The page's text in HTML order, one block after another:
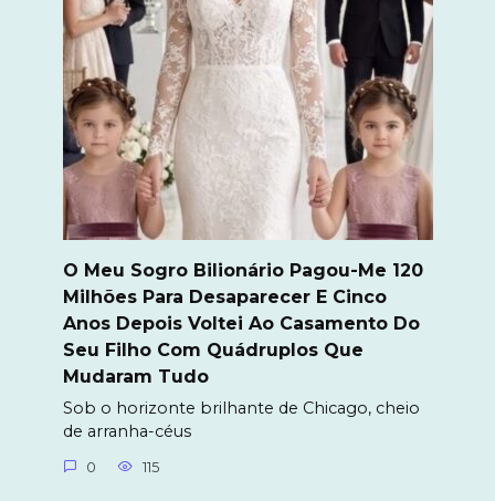
O Meu Sogro Bilionário Pagou-Me 120
Milhões Para Desaparecer E Cinco
Anos Depois Voltei Ao Casamento Do
Seu Filho Com Quádruplos Que
Mudaram Tudo
Sob o horizonte brilhante de Chicago, cheio
de arranha-céus
0 115